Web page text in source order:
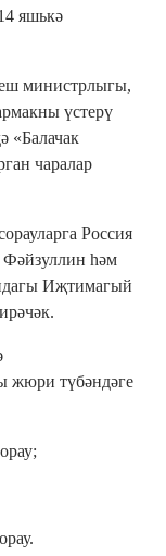
яшькә
министрлыгы,
үстерү
«Балачак
чаралар
Россия
һәм
Иҗтимагый
жюри түбәндәге